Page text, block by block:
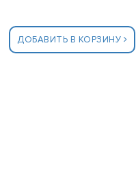
ДОБАВИТЬ В КОРЗИНУ